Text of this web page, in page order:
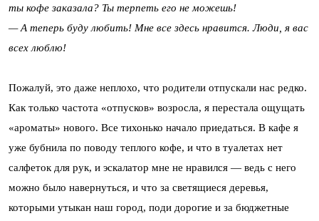
ты кофе заказала? Ты терпеть его не можешь!
— А теперь буду любить! Мне все здесь нравится. Люди, я вас
всех люблю!
Пожалуй, это даже неплохо, что родители отпускали нас редко.
Как только частота «отпусков» возросла, я перестала ощущать
«ароматы» нового. Все тихонько начало приедаться. В кафе я
уже бубнила по поводу теплого кофе, и что в туалетах нет
салфеток для рук, и эскалатор мне не нравился — ведь с него
можно было навернуться, и что за светящиеся деревья,
которыми утыкан наш город, поди дорогие и за бюджетные